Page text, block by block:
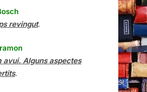
revingut.
avui. Alguns aspectes
.